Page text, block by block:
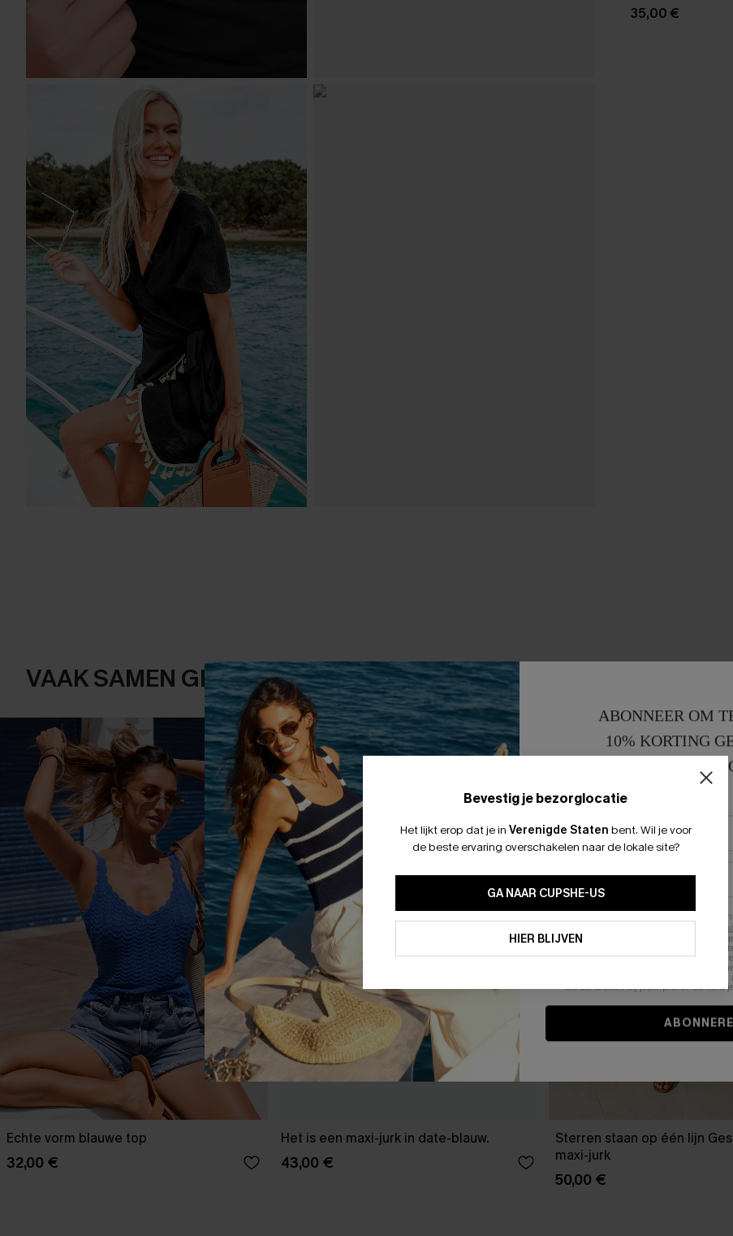
35,00 €
VAAK SAMEN GEKOCHT
Echte vorm blauwe top
32,00 €
Het is een maxi-jurk in date-blauw.
43,00 €
Sterren staan op één lijn
maxi-jurk
50,00 €
Bevestig je bezorglocatie
Het lijkt erop dat je in Verenigde Staten bent. Wil je voor
de beste ervaring overschakelen naar de lokale site?
GA NAAR CUPSHE-US
HIER BLIJVEN
ABONNEER OM
10% KORTING
15% KORTING
Door je contactgegevens in te vullen
Algemene
stemt er tevens mee in om herhaalde
en gepersonaliseerde
winkelwagen) en e-mails van Cupshe
niet vereist voor een aankoop. We
informatie gebruiken om producten
die aansluiten bij jouw profiel. Je kunt